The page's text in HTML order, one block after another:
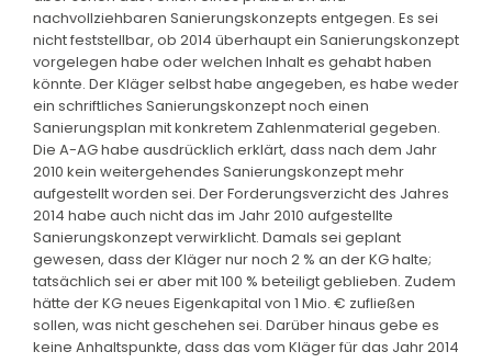
nachvollziehbaren Sanierungskonzepts entgegen. Es sei
nicht feststellbar, ob 2014 überhaupt ein Sanierungskonzept
vorgelegen habe oder welchen Inhalt es gehabt haben
könnte. Der Kläger selbst habe angegeben, es habe weder
ein schriftliches Sanierungskonzept noch einen
Sanierungsplan mit konkretem Zahlenmaterial gegeben.
Die A-AG habe ausdrücklich erklärt, dass nach dem Jahr
2010 kein weitergehendes Sanierungskonzept mehr
aufgestellt worden sei. Der Forderungsverzicht des Jahres
2014 habe auch nicht das im Jahr 2010 aufgestellte
Sanierungskonzept verwirklicht. Damals sei geplant
gewesen, dass der Kläger nur noch 2 % an der KG halte;
tatsächlich sei er aber mit 100 % beteiligt geblieben. Zudem
hätte der KG neues Eigenkapital von 1 Mio. € zufließen
sollen, was nicht geschehen sei. Darüber hinaus gebe es
keine Anhaltspunkte, dass das vom Kläger für das Jahr 2014